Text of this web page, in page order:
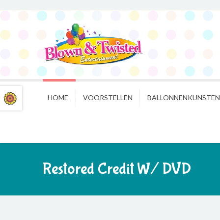
HOME VOORSTELLEN
Restored Credit W/ DVD